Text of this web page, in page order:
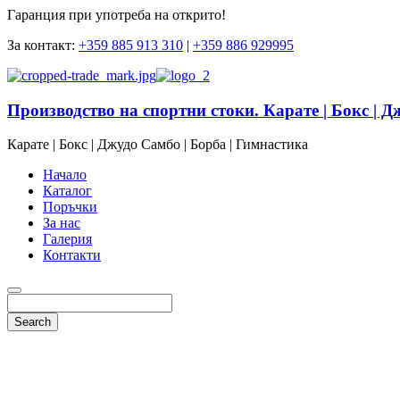
Гаранция при употреба на открито!
За контакт: +359 885 913 310 | +359 886 929995
Производство на спортни стоки. Карате | Бокс |
Карате | Бокс | Джудо Самбо | Борба | Гимнастика
Начало
Каталог
Поръчки
За нас
Галерия
Контакти